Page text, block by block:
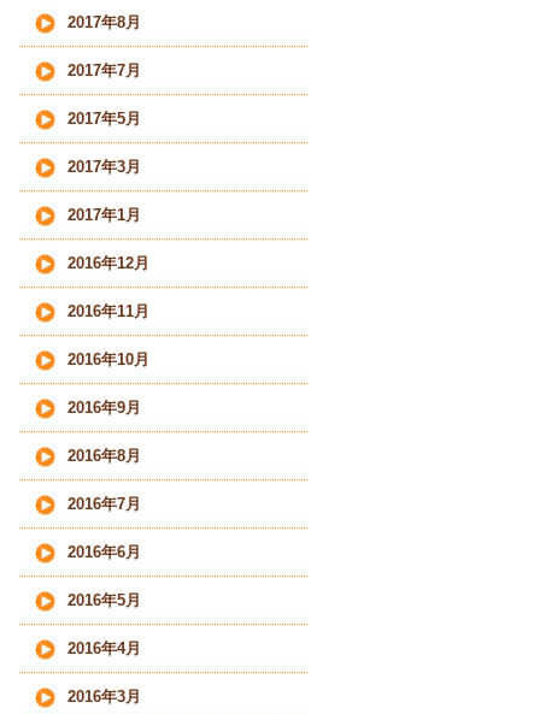
2017年8月
2017年7月
2017年5月
2017年3月
2017年1月
2016年12月
2016年11月
2016年10月
2016年9月
2016年8月
2016年7月
2016年6月
2016年5月
2016年4月
2016年3月